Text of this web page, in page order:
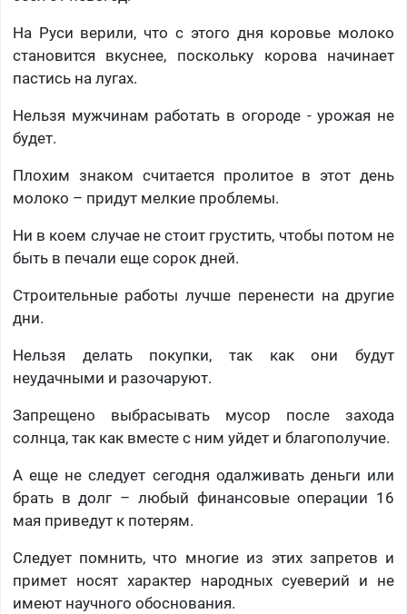
На Руси верили, что с этого дня коровье молоко
становится вкуснее, поскольку корова начинает
пастись на лугах.
Нельзя мужчинам работать в огороде - урожая не
будет.
Плохим знаком считается пролитое в этот день
молоко – придут мелкие проблемы.
Ни в коем случае не стоит грустить, чтобы потом не
быть в печали еще сорок дней.
Строительные работы лучше перенести на другие
дни.
Нельзя делать покупки, так как они будут
неудачными и разочаруют.
Запрещено выбрасывать мусор после захода
солнца, так как вместе с ним уйдет и благополучие.
А еще не следует сегодня одалживать деньги или
брать в долг – любый финансовые операции 16
мая приведут к потерям.
Следует помнить, что многие из этих запретов и
примет носят характер народных суеверий и не
имеют научного обоснования.